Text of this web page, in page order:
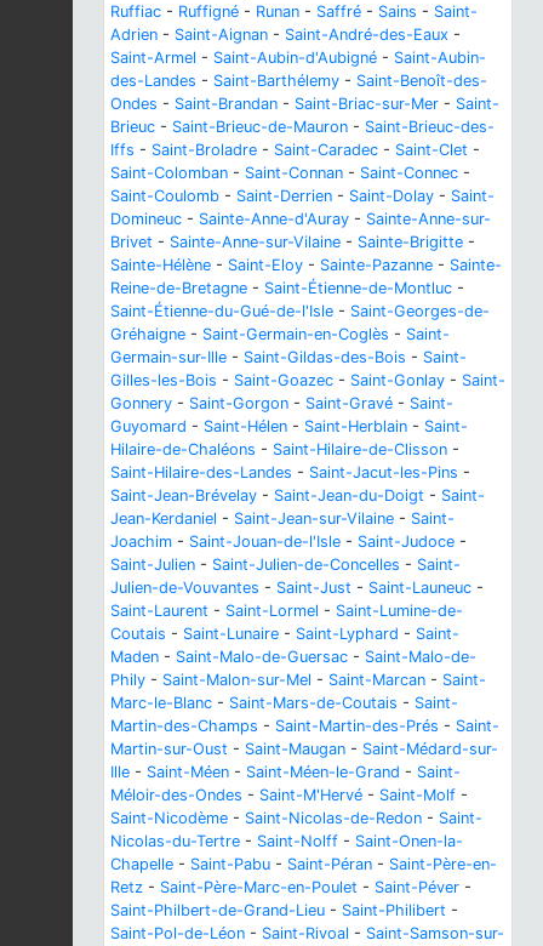
Ruffiac - Ruffigné - Runan - Saffré - Sains - Saint-
Adrien - Saint-Aignan - Saint-André-des-Eaux -
Saint-Armel - Saint-Aubin-d'Aubigné - Saint-Aubin-
des-Landes - Saint-Barthélemy - Saint-Benoît-des-
Ondes - Saint-Brandan - Saint-Briac-sur-Mer - Saint-
Brieuc - Saint-Brieuc-de-Mauron - Saint-Brieuc-des-
Iffs - Saint-Broladre - Saint-Caradec - Saint-Clet -
Saint-Colomban - Saint-Connan - Saint-Connec -
Saint-Coulomb - Saint-Derrien - Saint-Dolay - Saint-
Domineuc - Sainte-Anne-d'Auray - Sainte-Anne-sur-
Brivet - Sainte-Anne-sur-Vilaine - Sainte-Brigitte -
Sainte-Hélène - Saint-Eloy - Sainte-Pazanne - Sainte-
Reine-de-Bretagne - Saint-Étienne-de-Montluc -
Saint-Étienne-du-Gué-de-l'Isle - Saint-Georges-de-
Gréhaigne - Saint-Germain-en-Coglès - Saint-
Germain-sur-Ille - Saint-Gildas-des-Bois - Saint-
Gilles-les-Bois - Saint-Goazec - Saint-Gonlay - Saint-
Gonnery - Saint-Gorgon - Saint-Gravé - Saint-
Guyomard - Saint-Hélen - Saint-Herblain - Saint-
Hilaire-de-Chaléons - Saint-Hilaire-de-Clisson -
Saint-Hilaire-des-Landes - Saint-Jacut-les-Pins -
Saint-Jean-Brévelay - Saint-Jean-du-Doigt - Saint-
Jean-Kerdaniel - Saint-Jean-sur-Vilaine - Saint-
Joachim - Saint-Jouan-de-l'Isle - Saint-Judoce -
Saint-Julien - Saint-Julien-de-Concelles - Saint-
Julien-de-Vouvantes - Saint-Just - Saint-Launeuc -
Saint-Laurent - Saint-Lormel - Saint-Lumine-de-
Coutais - Saint-Lunaire - Saint-Lyphard - Saint-
Maden - Saint-Malo-de-Guersac - Saint-Malo-de-
Phily - Saint-Malon-sur-Mel - Saint-Marcan - Saint-
Marc-le-Blanc - Saint-Mars-de-Coutais - Saint-
Martin-des-Champs - Saint-Martin-des-Prés - Saint-
Martin-sur-Oust - Saint-Maugan - Saint-Médard-sur-
Ille - Saint-Méen - Saint-Méen-le-Grand - Saint-
Méloir-des-Ondes - Saint-M'Hervé - Saint-Molf -
Saint-Nicodème - Saint-Nicolas-de-Redon - Saint-
Nicolas-du-Tertre - Saint-Nolff - Saint-Onen-la-
Chapelle - Saint-Pabu - Saint-Péran - Saint-Père-en-
Retz - Saint-Père-Marc-en-Poulet - Saint-Péver -
Saint-Philbert-de-Grand-Lieu - Saint-Philibert -
Saint-Pol-de-Léon - Saint-Rivoal - Saint-Samson-sur-